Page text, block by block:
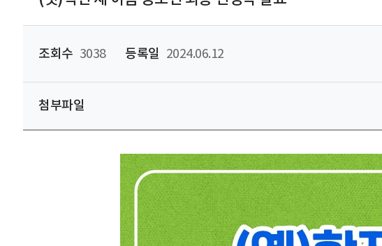
조회수 3038 등록일 2024.06.12
첨부파일